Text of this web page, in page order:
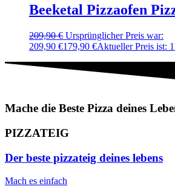
Beeketal Pizzaofen
209,90€ Ursprünglicher Preis war:
209,90 €179,90 €Aktueller Preis ist:
Mache die Beste Pizza deines
PIZZATEIG
Der beste pizzateig deines lebens
Mach es einfach